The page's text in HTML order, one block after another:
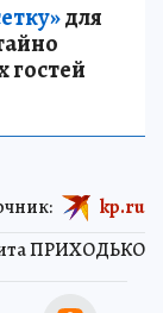
для
гостей
ПРИХОДЬКО
kp.ru